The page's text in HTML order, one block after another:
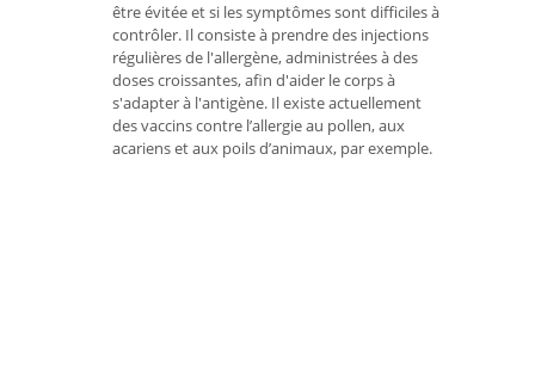
être évitée et si les symptômes sont difficiles à
contrôler. Il consiste à prendre des injections
régulières de l'allergène, administrées à des
doses croissantes, afin d'aider le corps à
s'adapter à l'antigène. Il existe actuellement
des vaccins contre l’allergie au pollen, aux
acariens et aux poils d’animaux, par exemple.